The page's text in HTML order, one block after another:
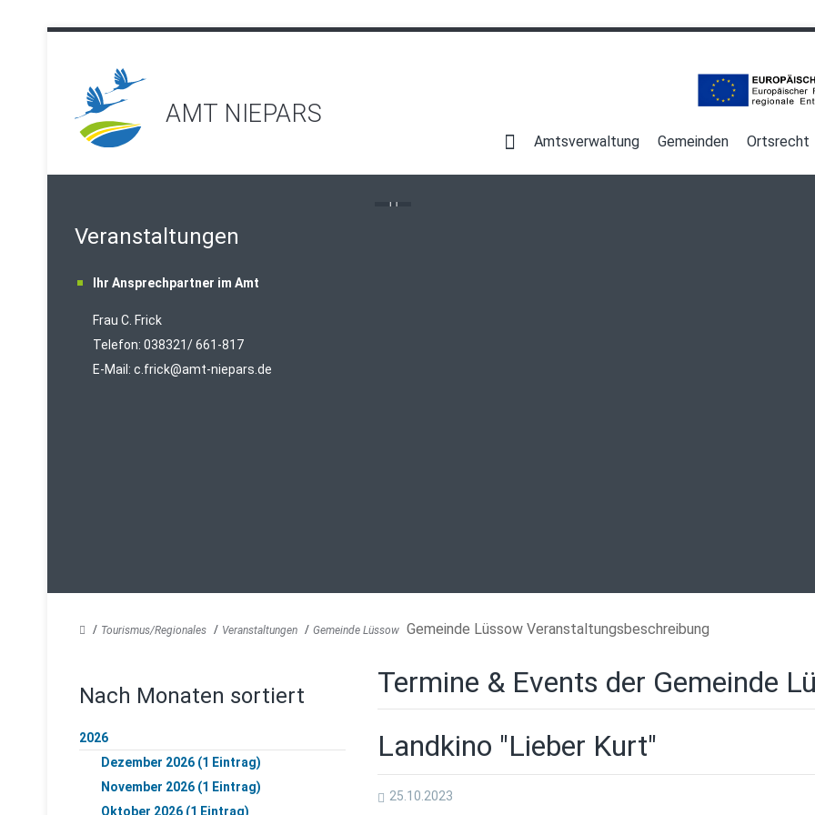
AMT NIEPARS
überspringenAmtsverwaltung Gemeinden Ortsrecht
Veranstaltungen
Ihr Ansprechpartner im Amt
Frau C. Frick
Telefon: 038321/ 661-817
E-Mail: c.frick@amt-niepars.de
Tourismus/Regionales Veranstaltungen Gemeinde Lüssow Gemeinde Lüssow Veranstaltungsbeschreibung
Termine & Events der Gemeinde
Landkino "Lieber Kurt"
25.10.2023
Nach Monaten sortiert
2026
Dezember 2026 (1 Eintrag)
November 2026 (1 Eintrag)
Oktober 2026 (1 Eintrag)